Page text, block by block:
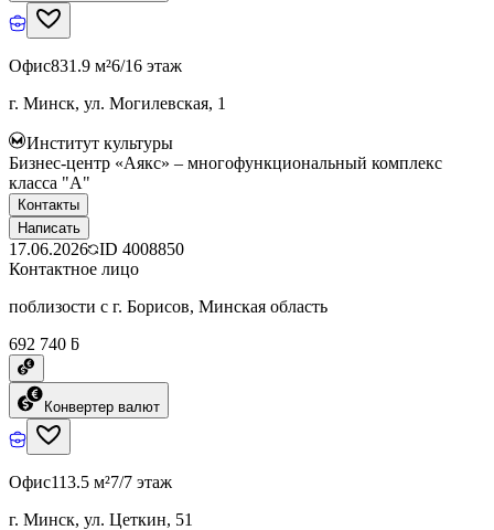
Офис831.9 м²6/16 этаж
г. Минск, ул. Могилевская, 1
Институт культуры
Бизнес-центр «Аякс» – многофункциональный комплекс
класса "А"
Контакты
Написать
17.06.2026 ID 4008850
Контактное лицо
поблизости с г. Борисов, Минская область
692 740 ƃ
Конвертер валют
Офис113.5 м²7/7 этаж
г. Минск, ул. Цеткин, 51